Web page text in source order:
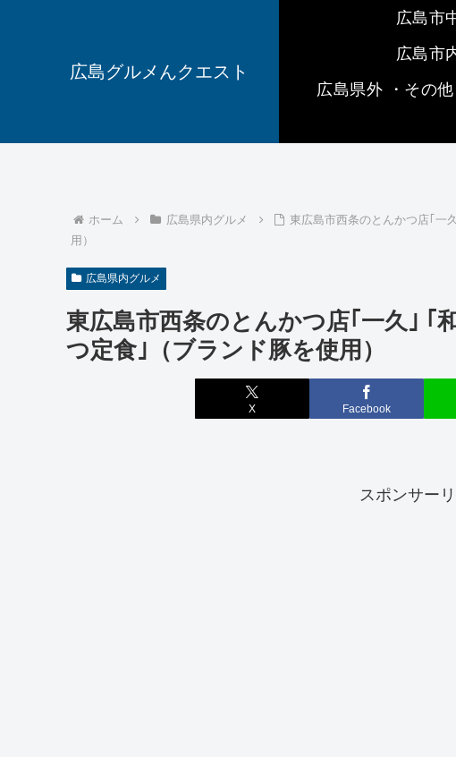
広島グルメんクエスト
広島市
広島市
広島県外 ・その他
ホーム 広島県内グルメ
東広島市西条のとんかつ店｢一
用）
広島県内グルメ
東広島市西条のとんかつ店｢一久｣ ｢
つ定食｣（ブランド豚を使用）
X Facebook
スポンサー